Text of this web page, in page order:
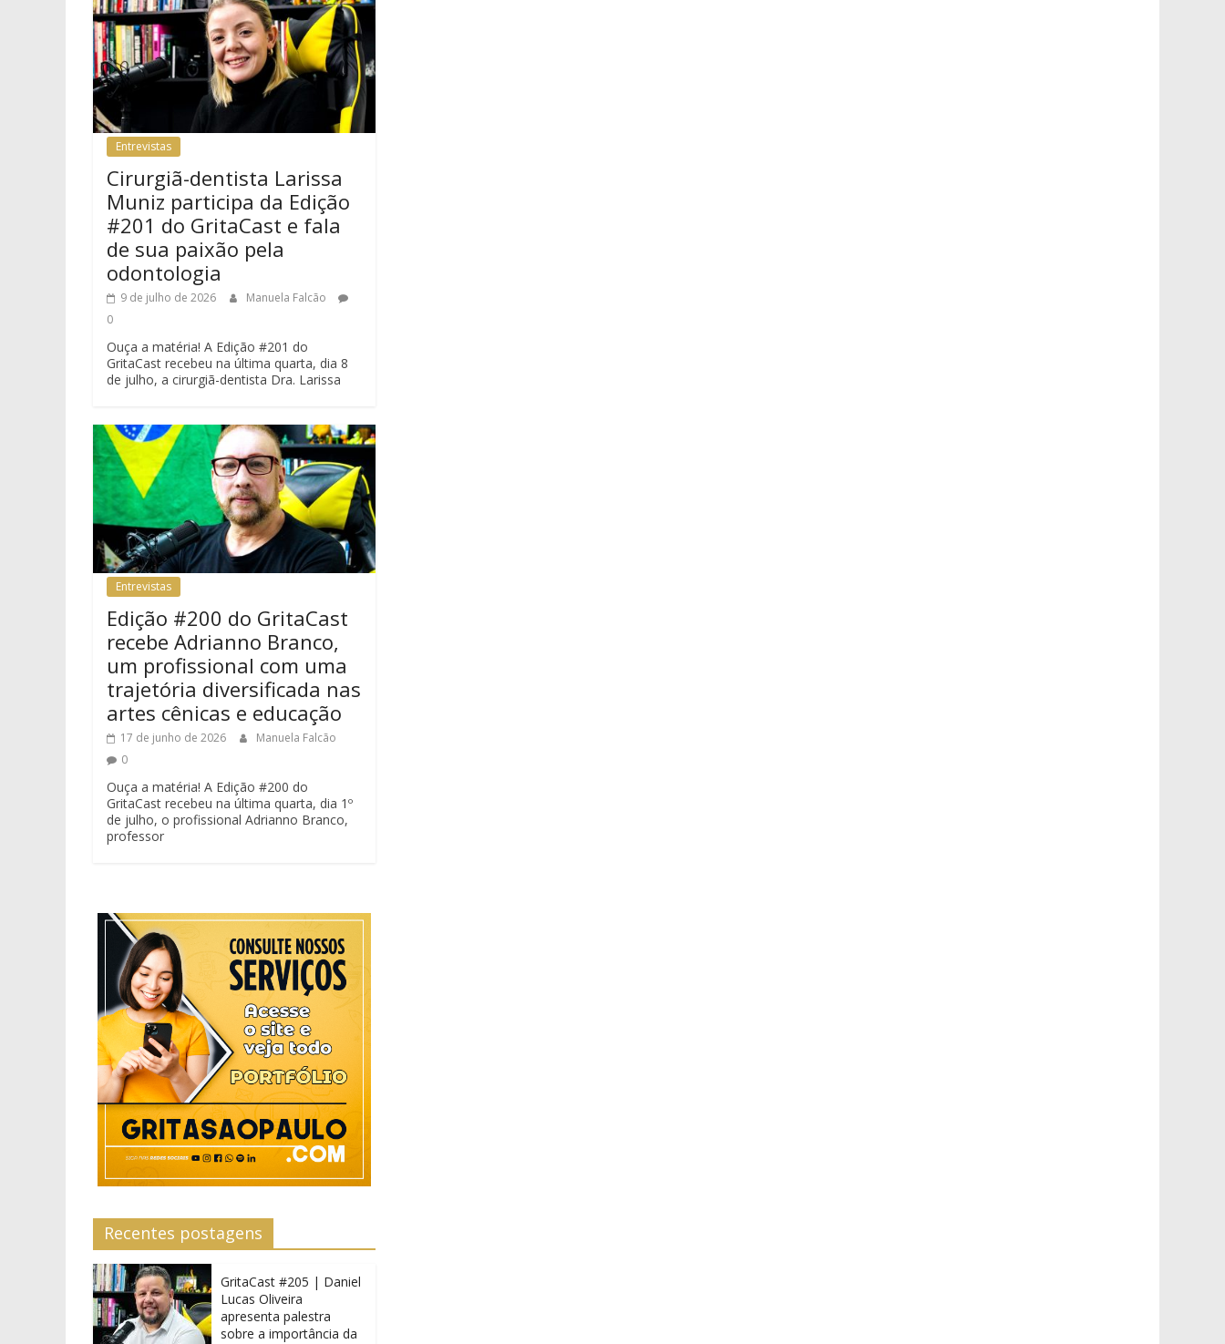
Entrevistas
Cirurgiã-dentista Larissa
Muniz participa da Edição
#201 do GritaCast e fala
de sua paixão pela
odontologia
9 de julho de 2026
Manuela Falcão
0
Ouça a matéria! A Edição #201 do
GritaCast recebeu na última quarta, dia 8
de julho, a cirurgiã-dentista Dra. Larissa
Entrevistas
Edição #200 do GritaCast
recebe Adrianno Branco,
um profissional com uma
trajetória diversificada nas
artes cênicas e educação
17 de junho de 2026
Manuela Falcão
0
Ouça a matéria! A Edição #200 do
GritaCast recebeu na última quarta, dia 1º
de julho, o profissional Adrianno Branco,
professor
Recentes postagens
GritaCast #205 | Daniel
Lucas Oliveira
apresenta palestra
sobre a importância da